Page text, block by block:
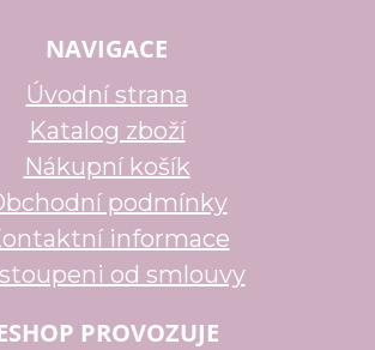
NAVIGACE
Úvodní strana
Katalog zboží
Nákupní košík
podmínky
informace
od smlouvy
PROVOZUJE